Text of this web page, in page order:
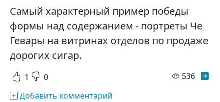
Самый характерный пример победы
формы над содержанием - портреты Че
Гевары на витринах отделов по продаже
дорогих сигар.
1 0 536
Добавить комментарий